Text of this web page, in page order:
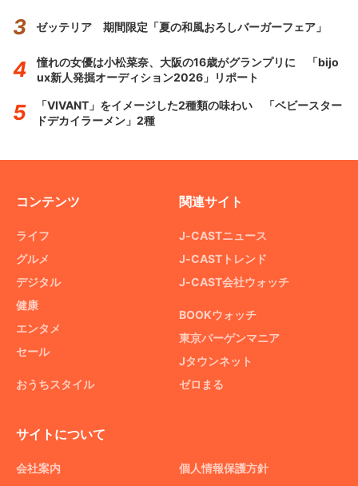
ゼッテリア 期間限定「夏の和風おろしバーガーフェア」
憧れの女優は小松菜奈、大阪の16歳がグランプリに 「bijo
ux新人発掘オーディション2026」リポート
「VIVANT」をイメージした2種類の味わい 「ベビースター
ドデカイラーメン」2種
コンテンツ
ライフ
グルメ
デジタル
健康
エンタメ
セール
おうちスタイル
関連サイト
J-CASTニュース
J-CASTトレンド
J-CAST会社ウォッチ
BOOKウォッチ
東京バーゲンマニア
Jタウンネット
ゼロまる
サイトについて
会社案内
個人情報保護方針